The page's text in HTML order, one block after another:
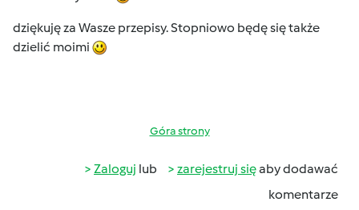
dziękuję za Wasze przepisy. Stopniowo będę się także
dzielić moimi
Góra strony
Zaloguj lub zarejestruj sięaby dodawać
komentarze